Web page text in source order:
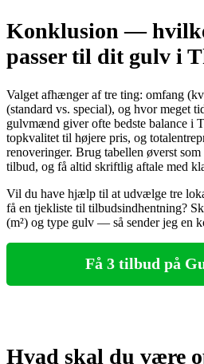
Konklusion —
passer til dit gulv i
Valget afhænger af tre ting: omfang
(standard vs. special), og hvor meget
gulvmænd giver ofte bedste balance i
topkvalitet til højere pris, og
renoveringer. Brug tabellen øverst
tilbud, og få altid skriftlig aftale med
Vil du have hjælp til at udvælge tre
få en tjekliste til tilbudsindhentning?
(m²) og type gulv — så sender jeg en
Få 3 tilbud på
Hvad skal du være